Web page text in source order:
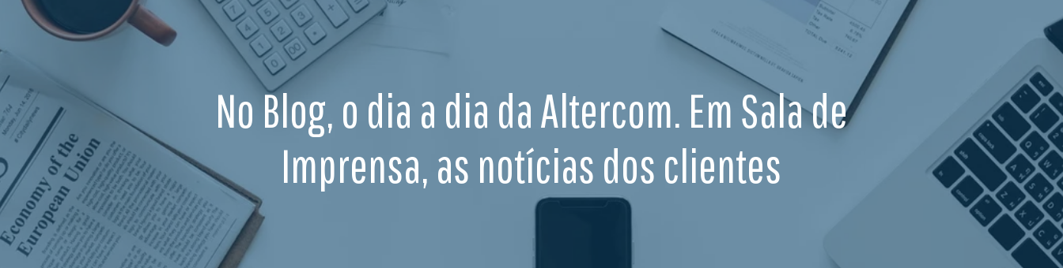
No Blog, o dia a dia da Altercom. Em Sala de
Imprensa, as notícias dos clientes